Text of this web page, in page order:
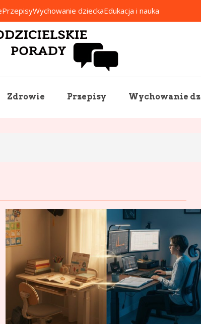
PrzepisyWychowanie dzieckaEdukacja i nauka
Porady
Zdrowie Przepisy Wychowanie